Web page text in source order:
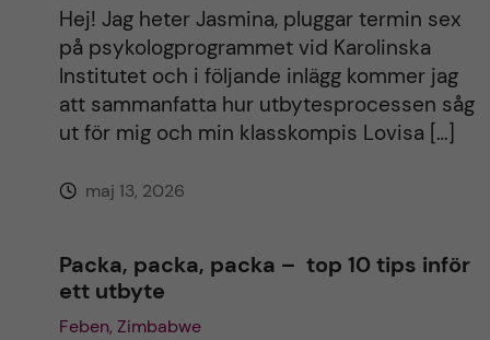
Hej! Jag heter Jasmina, pluggar termin sex
på psykologprogrammet vid Karolinska
Institutet och i följande inlägg kommer jag
att sammanfatta hur utbytesprocessen såg
ut för mig och min klasskompis Lovisa […]
maj 13, 2026
Packa, packa, packa – top 10 tips inför
ett utbyte
Feben, Zimbabwe